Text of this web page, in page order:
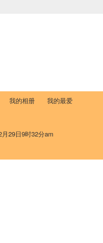
我的相册 我的最爱
29日9时32分am